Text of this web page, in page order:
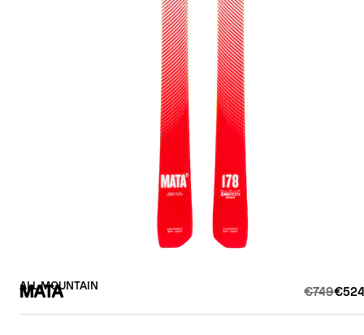
ALL MOUNTAIN
MATA €749